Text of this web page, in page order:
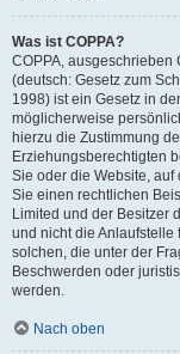
Was ist COPPA?
COPPA, ausgeschrieben
(deutsch: Gesetz zum
1998) ist ein Gesetz in
möglicherweise
hierzu die Zustimmung
Erziehungsberechtigten
Sie oder die Website, auf
Sie einen rechtlichen
Limited und der Besitzer
und nicht die
solchen, die unter der
Beschwerden oder
werden.
Nach oben